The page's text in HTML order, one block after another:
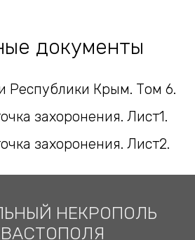
документы
Республики Крым. Том 6.
захоронения. Лист1.
захоронения. Лист2.
НЕКРОПОЛЬ